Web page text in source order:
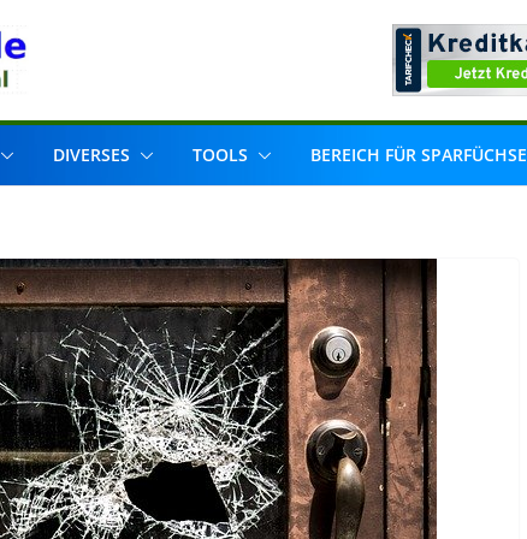
DIVERSES TOOLS BEREICH FÜR SPARFÜCHSE